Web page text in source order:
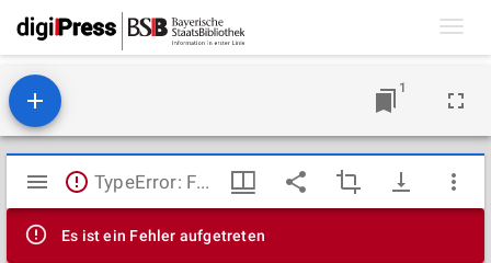
1
Mirador
Viewer
TypeError: Failed to fetch
Es ist ein Fehler aufgetreten